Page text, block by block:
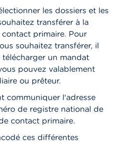
les dossiers et les
transférer à la
primaire. Pour
souhaitez transférer, il
un mandat
pouvez valablement
ou prêteur.
communiquer l'adresse
de registre national de
contact primaire.
ces différentes